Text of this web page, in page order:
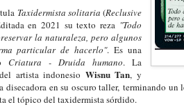
Taxidermista solitaria (Reclusive
en 2021 su texto reza "Todo
la naturaleza, pero algunos
particular de hacerlo". Es una
Criatura - Druida humano. La
artista indonesio Wisnu Tan, y
disecadora en su oscuro taller, terminando un
el tópico del taxidermista sórdido.